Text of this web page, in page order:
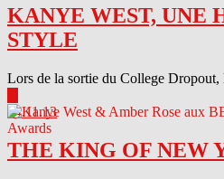
KANYE WEST, UNE
STYLE
Lors de la sortie du College
04.11.13
THE KING OF NEW